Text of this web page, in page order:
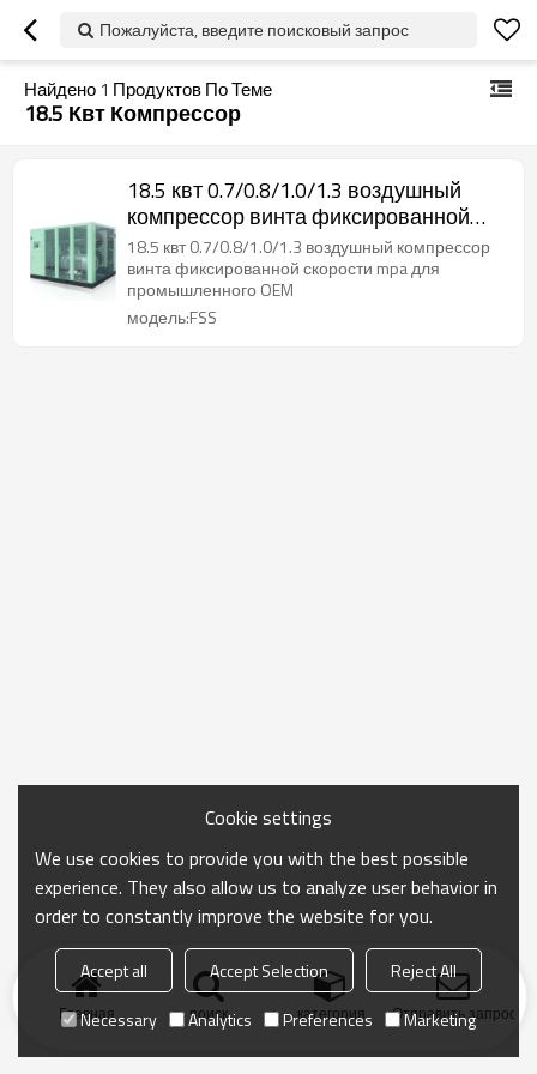
Пожалуйста, введите поисковый запрос
Найдено 1 Продуктов По Теме
18.5 Квт Компрессор
18.5 квт 0.7/0.8/1.0/1.3 воздушный
компрессор винта фиксированной
скорости mpa для промышленного
OEM
18.5 квт 0.7/0.8/1.0/1.3 воздушный компрессор
винта фиксированной скорости mpa для
промышленного OEM
модель:FSS
Главная поиск категория Отправить запрос
Cookie settings
We use cookies to provide you with the best possible
experience. They also allow us to analyze user behavior in
order to constantly improve the website for you.
Accept all Accept Selection
Reject All
Necessary
Analytics Preferences Marketing